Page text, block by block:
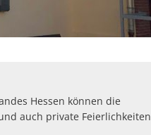
Hessen können die
auch private Feierlichkeiten